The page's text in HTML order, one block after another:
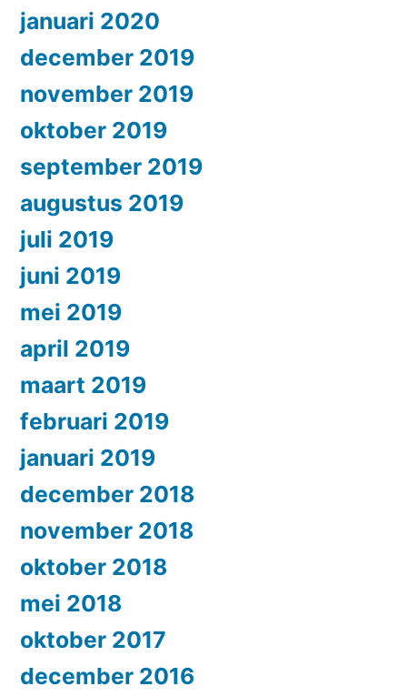
januari 2020
december 2019
november 2019
oktober 2019
september 2019
augustus 2019
juli 2019
juni 2019
mei 2019
april 2019
maart 2019
februari 2019
januari 2019
december 2018
november 2018
oktober 2018
mei 2018
oktober 2017
december 2016